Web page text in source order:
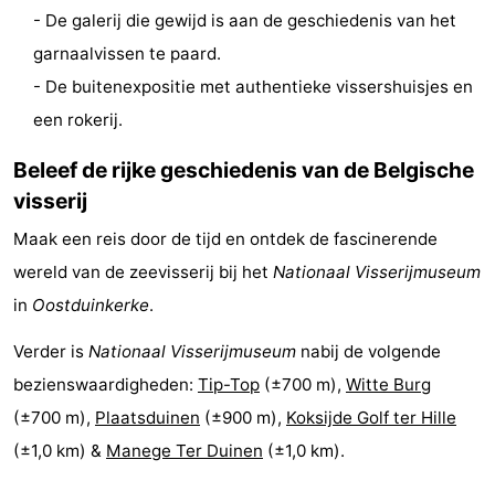
Natuur
Zwembaden
-
Fietsen
-
Wandelen
-
Paardrijden
-
Surfen
Eten
- De galerij die gewijd is aan de geschiedenis van het
garnaalvissen te paard.
- De buitenexpositie met authentieke vissershuisjes en
een rokerij.
Beleef de rijke geschiedenis van de Belgische
visserij
Maak een reis door de tijd en ontdek de fascinerende
wereld van de zeevisserij bij het Nationaal Visserijmuseum
in Oostduinkerke.
Verder is Nationaal Visserijmuseum nabij de volgende
bezienswaardigheden: Tip-Top (±700 m), Witte Burg
(±700 m), Plaatsduinen (±900 m), Koksijde Golf ter Hille
(±1,0 km) & Manege Ter Duinen (±1,0 km).